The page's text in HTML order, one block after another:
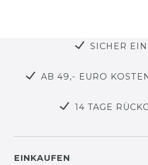
SICHER
AB 49,- EURO
14 TAGE
EINKAUFEN